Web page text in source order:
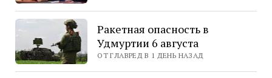
Ракетная опасность в
Удмуртии 6 августа
ОТ ГЛАВРЕД В 1 ДЕНЬ НАЗАД